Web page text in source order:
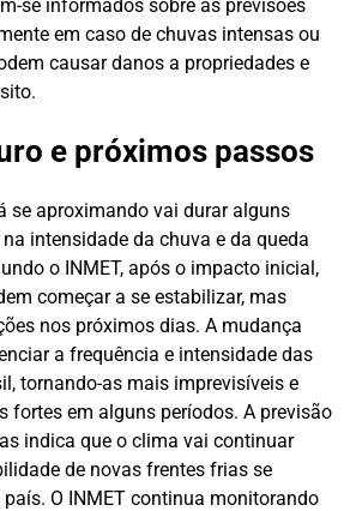
se informados sobre as previsões
em caso de chuvas intensas ou
causar danos a propriedades e
e próximos passos
se aproximando vai durar alguns
intensidade da chuva e da queda
o INMET, após o impacto inicial,
começar a se estabilizar, mas
nos próximos dias. A mudança
a frequência e intensidade das
tornando-as mais imprevisíveis e
fortes em alguns períodos. A previsão
indica que o clima vai continuar
de novas frentes frias se
O INMET continua monitorando